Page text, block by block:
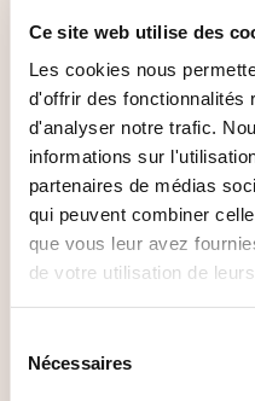
Ce site web utilise des
Les cookies nous
d'offrir des fonctionnalités
d'analyser notre trafic.
informations sur
partenaires de médias
qui peuvent combiner
que vous leur avez
de votre utilisation de
Nécessaires
concrets ou
Peut communiquer
spontanéité et
conversation avec
comportant de
l'autre.
sur un sujet
et les